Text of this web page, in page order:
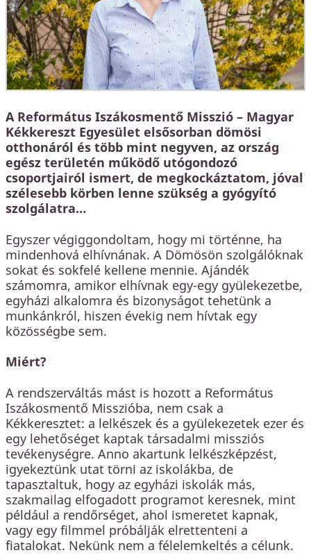
A Református Iszákosmentő Misszió – Magyar
Kékkereszt Egyesület elsősorban dömösi
otthonáról és több mint negyven, az ország
egész területén működő utógondozó
csoportjairól ismert, de megkockáztatom, jóval
szélesebb körben lenne szükség a gyógyító
szolgálatra…
Egyszer végiggondoltam, hogy mi történne, ha
mindenhová elhívnának. A Dömösön szolgálóknak
sokat és sokfelé kellene mennie. Ajándék
számomra, amikor elhívnak egy-egy gyülekezetbe,
egyházi alkalomra és bizonyságot tehetünk a
munkánkról, hiszen évekig nem hívtak egy
közösségbe sem.
Miért?
A rendszerváltás mást is hozott a Református
Iszákosmentő Misszióba, nem csak a
Kékkeresztet: a lelkészek és a gyülekezetek ezer és
egy lehetőséget kaptak társadalmi missziós
tevékenységre. Anno akartunk lelkészképzést,
igyekeztünk utat törni az iskolákba, de
tapasztaltuk, hogy az egyházi iskolák más,
szakmailag elfogadott programot keresnek, mint
például a rendőrséget, ahol ismeretet kapnak,
vagy egy filmmel próbálják elrettenteni a
fiatalokat. Nekünk nem a félelemkeltés a célunk.